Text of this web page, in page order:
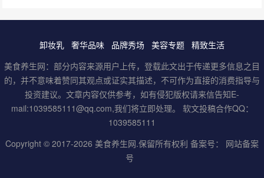
卸妆乳 奢华品味 品牌秀场 美容专题 精致生活
美食养生网：部分内容来源用户上传，登载此文出于传递更多信息之目
的，并不意味着赞同其观点或证实其描述，不可作为直接的消费指导与
投资建议。文章内容仅供参考，如有侵犯版权请来信告知E-
mail:1039585111@qq.com,我们将立即处理。 软文投稿合作QQ：
1039585111
Copyright © 2017-2026 美食养生网.保留所有权利 备案号： 网站备案
号